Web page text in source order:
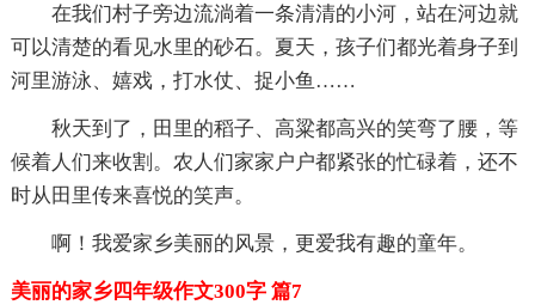
在我们村子旁边流淌着一条清清的小河，站在河边就
可以清楚的看见水里的砂石。夏天，孩子们都光着身子到
河里游泳、嬉戏，打水仗、捉小鱼……
秋天到了，田里的稻子、高粱都高兴的笑弯了腰，等
候着人们来收割。农人们家家户户都紧张的忙碌着，还不
时从田里传来喜悦的笑声。
啊！我爱家乡美丽的风景，更爱我有趣的童年。
美丽的家乡四年级作文300字 篇7